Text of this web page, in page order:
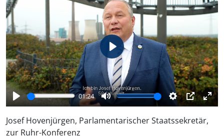
Wiedergabe
01:24
Stumm Einstellungen
Bild-
in-
Wiedergabe
Josef Hovenjürgen, Parlamentarischer Staatssekretär,
zur Ruhr-Konferenz